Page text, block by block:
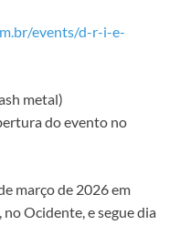
events/d-r-i-e-
metal)
do evento no
março de 2026 em
Ocidente, e segue dia